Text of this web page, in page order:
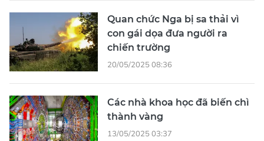
Quan chức Nga bị sa thải vì
con gái dọa đưa người ra
chiến trường
20/05/2025 08:36
Các nhà khoa học đã biến chì
thành vàng
13/05/2025 03:37